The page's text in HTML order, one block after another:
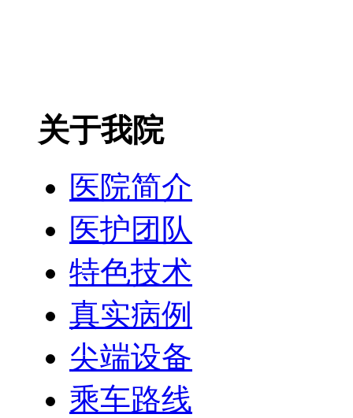
关于我院
医院简介
医护团队
特色技术
真实病例
尖端设备
乘车路线